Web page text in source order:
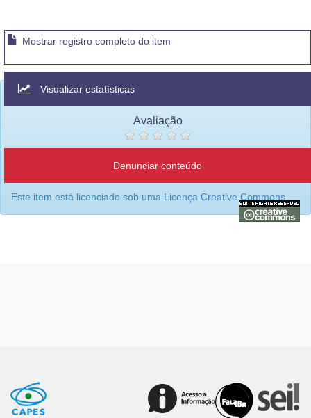
Mostrar registro completo do item
Visualizar estatísticas
Avaliação
Denunciar conteúdo
Este item está licenciado sob uma Licença Creative Commons